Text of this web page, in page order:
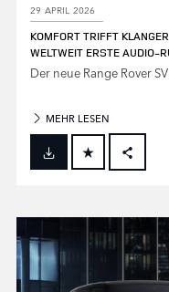
29 APRIL 2026
KOMFORT TRIFFT
WELTWEIT ERSTE
Der neue Range Rover
MEHR LESEN
SHARE